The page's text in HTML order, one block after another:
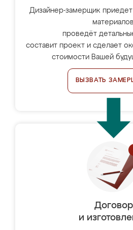
Дизайнер-замерщик
проведёт
составит проект и сделает
стоимости Вашей
ВЫЗВАТЬ
Договор
и